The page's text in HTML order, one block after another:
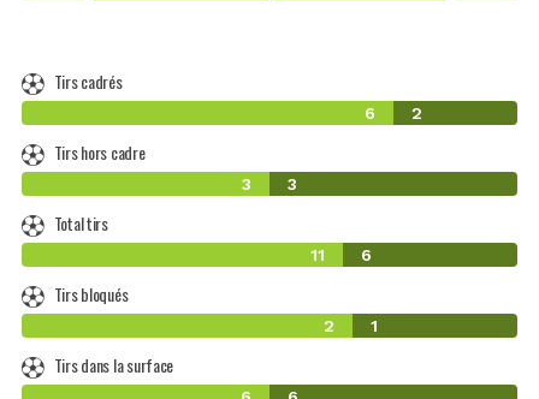
Tirs cadrés
6 2
Tirs hors cadre
3 3
Total tirs
11 6
Tirs bloqués
2 1
Tirs dans la surface